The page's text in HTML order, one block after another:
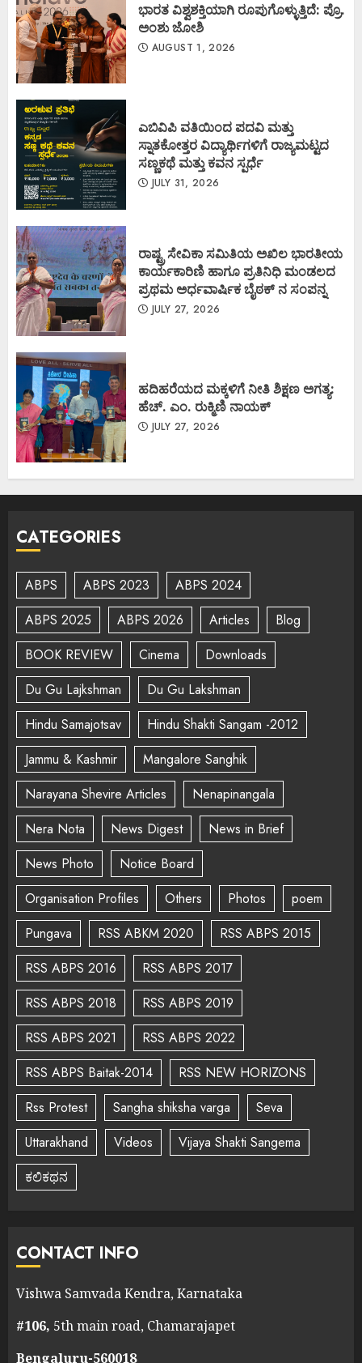
ಭಾರತ ವಿಶ್ವಶಕ್ತಿಯಾಗಿ ರೂಪುಗೊಳ್ಳುತ್ತಿದೆ: ಪ್ರೊ.
ಅಂಶು ಜೋಶಿ
AUGUST 1, 2026
ಎಬಿವಿಪಿ ವತಿಯಿಂದ ಪದವಿ ಮತ್ತು
ಸ್ನಾತಕೋತ್ತರ ವಿದ್ಯಾರ್ಥಿಗಳಿಗೆ ರಾಜ್ಯಮಟ್ಟದ
ಸಣ್ಣಕಥೆ ಮತ್ತು ಕವನ ಸ್ಪರ್ಧೆ
JULY 31, 2026
ರಾಷ್ಟ್ರ ಸೇವಿಕಾ ಸಮಿತಿಯ ಅಖಿಲ ಭಾರತೀಯ
ಕಾರ್ಯಕಾರಿಣಿ ಹಾಗೂ ಪ್ರತಿನಿಧಿ ಮಂಡಲದ
ಪ್ರಥಮ ಅರ್ಧವಾರ್ಷಿಕ ಬೈಠಕ್ ನ ಸಂಪನ್ನ
JULY 27, 2026
ಹದಿಹರೆಯದ ಮಕ್ಕಳಿಗೆ ನೀತಿ ಶಿಕ್ಷಣ ಅಗತ್ಯ:
ಹೆಚ್. ಎಂ. ರುಕ್ಮಿಣಿ ನಾಯಕ್
JULY 27, 2026
CATEGORIES
ABPS ABPS 2023
ABPS 2024
ABPS 2025
ABPS 2026 Articles
Blog
BOOK REVIEW
Cinema
Downloads
Du Gu Lajkshman
Du Gu Lakshman
Hindu Samajotsav
Hindu Shakti Sangam -2012
Jammu & Kashmir
Mangalore Sanghik
Narayana Shevire Articles
Nenapinangala
Nera Nota
News Digest
News in Brief
News Photo
Notice Board
Organisation Profiles
Others Photos
poem
Pungava
RSS ABKM 2020
RSS ABPS 2015
RSS ABPS 2016
RSS ABPS 2017
RSS ABPS 2018
RSS ABPS 2019
RSS ABPS 2021
RSS ABPS 2022
RSS ABPS Baitak-2014
RSS NEW HORIZONS
Rss Protest
Sangha shiksha varga
Seva
Uttarakhand
Videos
Vijaya Shakti Sangema
ಕಲಿಕಥನ
CONTACT INFO
Vishwa Samvada Kendra, Karnataka
#106, 5th main road, Chamarajapet
Bengaluru-560018